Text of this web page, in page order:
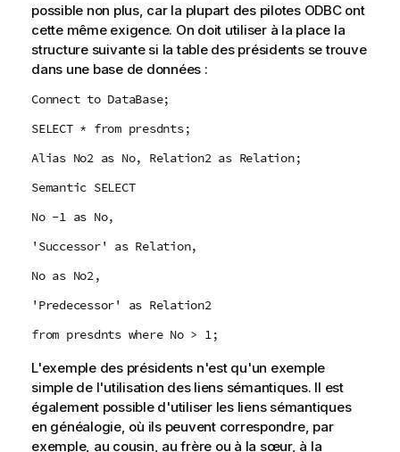
possible non plus, car la plupart des pilotes ODBCont
cette même exigence. On doit utiliser à la place la
structure suivante si la table des présidents se trouve
dans une base de données :
Connect to DataBase;
SELECT * from presdnts;
Alias No2 as No, Relation2 as Relation;
Semantic SELECT
No -1 as No,
'Successor' as Relation,
No as No2,
'Predecessor' as Relation2
from presdnts where No > 1;
L'exemple des présidents n'est qu'un exemple
simple de l'utilisation des liens sémantiques. Il est
également possible d'utiliser les liens sémantiques
en généalogie, où ils peuvent correspondre, par
exemple, au cousin, au frère ou à la sœur, à la